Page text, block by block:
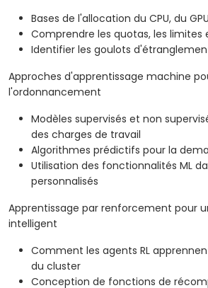
Bases de l'allocation du CPU, du
Comprendre les quotas, les limites
Identifier les goulots
Approches d'apprentissage machine
l'ordonnancement
Modèles supervisés et non
des charges de travail
Algorithmes prédictifs pour la
Utilisation des fonctionnalités ML
personnalisés
Apprentissage par renforcement pour
intelligent
Comment les agents RL
du cluster
Conception de fonctions de